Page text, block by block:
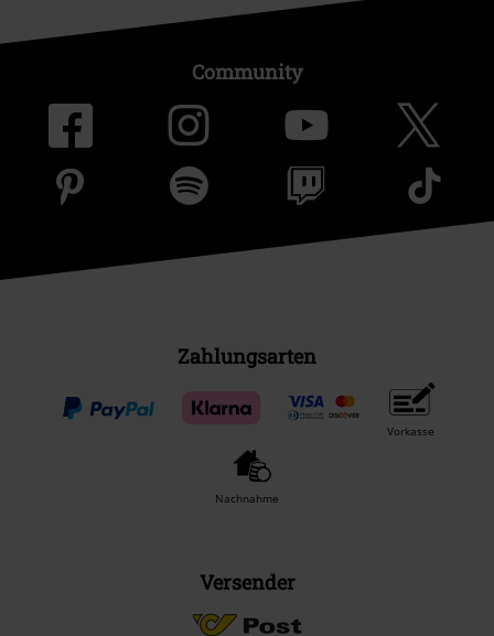
Community
Zahlungsarten
Vorkasse
Nachnahme
Versender